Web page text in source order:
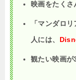
映画をたくさ
「マンダロ
人には、
観たい映画が